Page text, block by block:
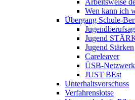
Arbeitsweise
Wen kann ich
Übergang Schule-
Jugend
Jugend Stärken
Careleaver
ÜSB-Netzwerk
JUST BEst
Unterhaltsvorschuss
Verfahrenslotse